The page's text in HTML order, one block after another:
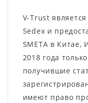
V-Trust
Sedex и
SMETA в
2018 года
получившие
имеют право